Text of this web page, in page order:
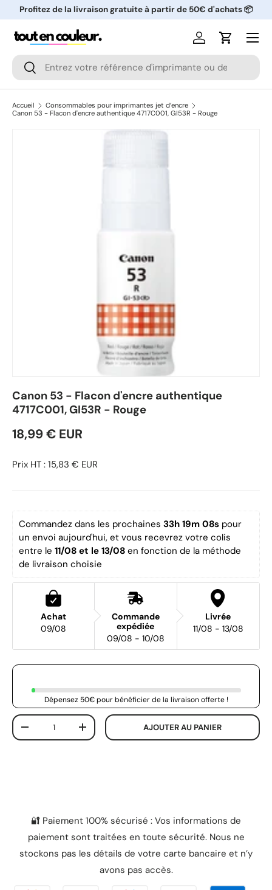
ALLER AU CONTENU
Profitez de la livraison gratuite à partir de 50€ d'achats 📦
Recherche
Rechercher
Se connecter
Panier
Menu
Accueil
Consommables pour imprimantes jet d’encre
Canon 53 - Flacon d'encre authentique 4717C001, GI53R - Rouge
Canon 53 - Flacon d'encre authentique
4717C001, GI53R - Rouge
18,99 € EUR
Prix HT : 15,83 € EUR
Commandez dans les prochaines 33h 19m 08s pour
un envoi aujourd'hui, et vous recevrez votre colis
entre le 11/08 et le 13/08 en fonction de la méthode
de livraison choisie
Achat
09/08
Commande
expédiée
09/08 - 10/08
Livrée
11/08 - 13/08
Dépensez 50€ pour bénéficier de la livraison offerte !
Qté
-
+ AJOUTER AU PANIER
🔐 Paiement 100% sécurisé : Vos informations de
paiement sont traitées en toute sécurité. Nous ne
stockons pas les détails de votre carte bancaire et n’y
avons pas accès.